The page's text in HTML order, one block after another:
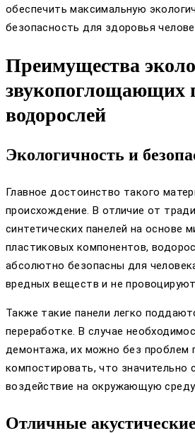
обеспечить максимальную
безопасность для здоровья
Преимущества
звукопоглощающих
водорослей
Экологичность и
Главное достоинство такого
происхождение. В отличие от
синтетических панелей на основе
пластиковых компонентов,
абсолютно безопасны для
вредных веществ и не провоцируют
Также такие панели легко
переработке. В случае
демонтажа, их можно без проблем
компостировать, что значительно
воздействие на окружающую среду.
Отличные акустические